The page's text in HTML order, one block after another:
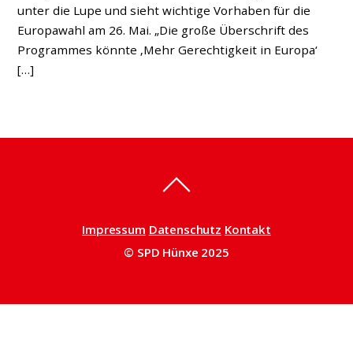
unter die Lupe und sieht wichtige Vorhaben für die
Europawahl am 26. Mai. „Die große Überschrift des
Programmes könnte ‚Mehr Gerechtigkeit in Europa‘
[…]
Impressum Datenschutz Kontakt
© SPD Hünxe 2025